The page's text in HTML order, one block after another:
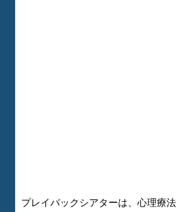
プレイバックシアターは、心理療法